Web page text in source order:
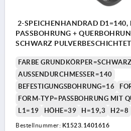
2-SPEICHENHANDRAD D1=140,
PASSBOHRUNG +
SCHWARZ
FARBE GRUNDKÖRPER=SCHWARZ
AUSSENDURCHMESSER=140
BEFESTIGUNGSBOHRUNG=16
FORM-TYP=PASSBOHRUNG MIT
L1=19
HÖHE=39 H=19,3 H2=8
Bestellnummer: K1523.1401616